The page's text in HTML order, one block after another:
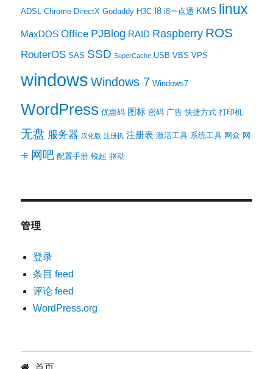
ADSL Chrome DirectX Godaddy H3C I8 i8一点通 KMS linux
MaxDOS Office PJBlog RAID Raspberry ROS
RouterOS SAS SSD SuperCache USB VBS VPS
windows Windows 7 Windows7
WordPress 优惠码 图标 密码 广告 快捷方式 打印机
无盘 服务器 汉化版 注册机 注册表 激活工具 系统工具 网众 网
卡 网吧 配置手册 锐起 驱动
管理
登录
条目 feed
评论 feed
WordPress.org